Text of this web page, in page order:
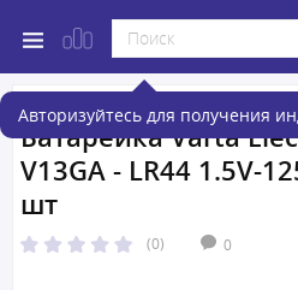
Авторизуйтесь для получения
Батарейка Varta
V13GA - LR44 1.5V-
шт
(0) 0